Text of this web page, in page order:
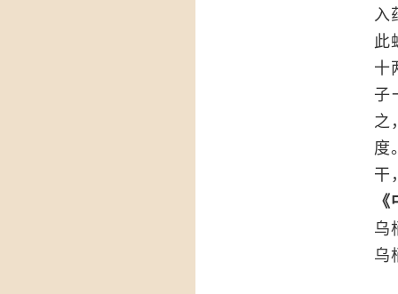
入
此
十
子
之
度
干
乌
乌